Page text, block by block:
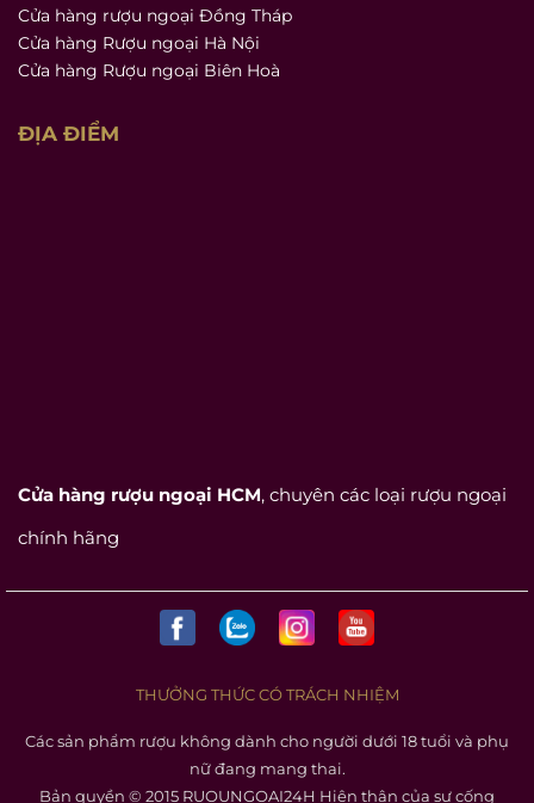
Cửa hàng rượu ngoại Đồng Tháp
Cửa hàng Rượu ngoại Hà Nội
Cửa hàng Rượu ngoại Biên Hoà
ĐỊA ĐIỂM
Cửa hàng rượu ngoại HCM, chuyên các loại rượu ngoại
chính hãng
THƯỞNG THỨC CÓ TRÁCH NHIỆM
Các sản phẩm rượu không dành cho người dưới 18 tuổi và phụ
nữ đang mang thai.
Bản quyền © 2015 RUOUNGOAI24H Hiện thân của sự cống